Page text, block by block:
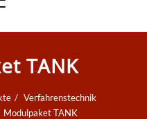
TANK
Verfahrenstechnik
Modulpaket TANK